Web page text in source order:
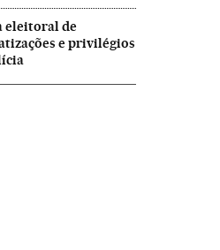
eleitoral de
e privilégios